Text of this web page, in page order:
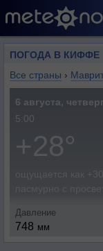
ПОГОДА В КИФФЕ
Все страны ›
6 августа, четверг
5:00
+28°
Давление
748 мм